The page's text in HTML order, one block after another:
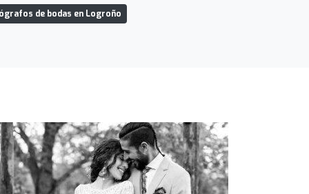
de bodas en Logroño